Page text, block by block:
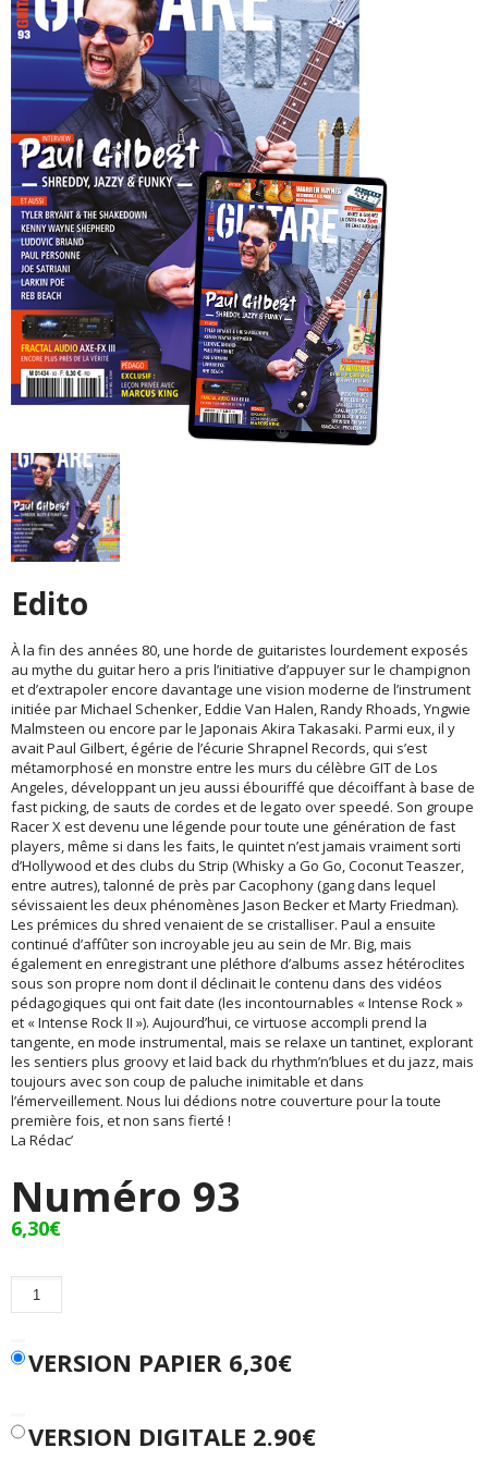
Edito
À la fin des années 80, une horde de guitaristes lourdement exposés
au mythe du guitar hero a pris l’initiative d’appuyer sur le champignon
et d’extrapoler encore davantage une vision moderne de l’instrument
initiée par Michael Schenker, Eddie Van Halen, Randy Rhoads, Yngwie
Malmsteen ou encore par le Japonais Akira Takasaki. Parmi eux, il y
avait Paul Gilbert, égérie de l’écurie Shrapnel Records, qui s’est
métamorphosé en monstre entre les murs du célèbre GIT de Los
Angeles, développant un jeu aussi ébouriffé que décoiffant à base de
fast picking, de sauts de cordes et de legato over speedé. Son groupe
Racer X est devenu une légende pour toute une génération de fast
players, même si dans les faits, le quintet n’est jamais vraiment sorti
d’Hollywood et des clubs du Strip (Whisky a Go Go, Coconut Teaszer,
entre autres), talonné de près par Cacophony (gang dans lequel
sévissaient les deux phénomènes Jason Becker et Marty Friedman).
Les prémices du shred venaient de se cristalliser. Paul a ensuite
continué d’affûter son incroyable jeu au sein de Mr. Big, mais
également en enregistrant une pléthore d’albums assez hétéroclites
sous son propre nom dont il déclinait le contenu dans des vidéos
pédagogiques qui ont fait date (les incontournables « Intense Rock »
et « Intense Rock II »). Aujourd’hui, ce virtuose accompli prend la
tangente, en mode instrumental, mais se relaxe un tantinet, explorant
les sentiers plus groovy et laid back du rhythm’n’blues et du jazz, mais
toujours avec son coup de paluche inimitable et dans
l’émerveillement. Nous lui dédions notre couverture pour la toute
première fois, et non sans fierté !
La Rédac’
Numéro 93
6,30€
quantité
VERSION PAPIER 6,30€
VERSION DIGITALE 2.90€